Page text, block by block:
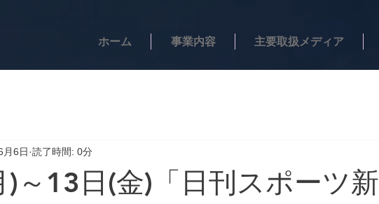
ホーム 事業内容 主要取扱メディア
～13日(金)「日刊スポーツ新
月6日 読了時間: 0分